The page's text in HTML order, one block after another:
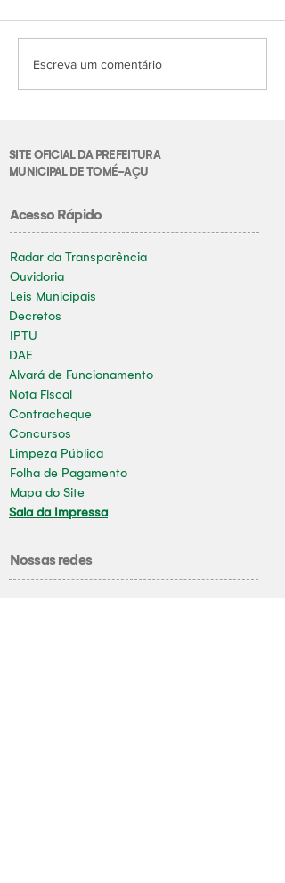
Escreva um comentário
SITE OFICIAL DA PREFEITURA
MUNICIPAL DE TOMÉ-AÇU
Acesso Rápido
Radar da Transparência
Ouvidoria
Leis Municipais
Decretos
IPTU
DAE
Alvará de Funcionamento
Nota Fiscal
Contracheque
Concursos
Limpeza Pública
Folha de Pagamento
Mapa do Site
Sala da Impressa
Nossas redes